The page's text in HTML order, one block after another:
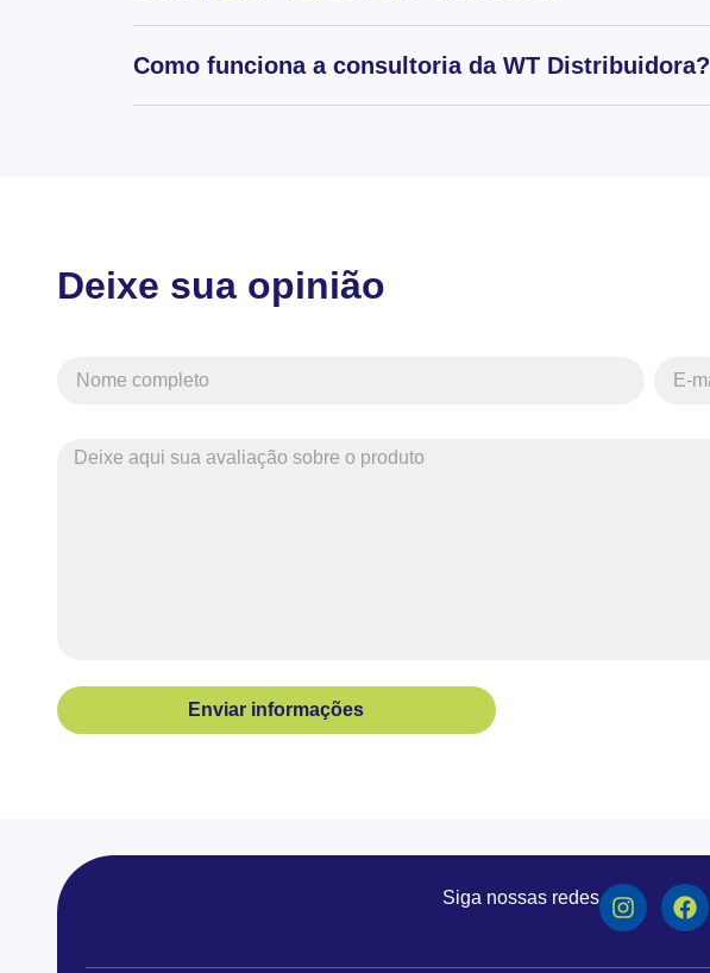
Como funciona a consultoria da WT Distribuidora?
Deixe sua opinião
Enviar informações
Siga nossas redes